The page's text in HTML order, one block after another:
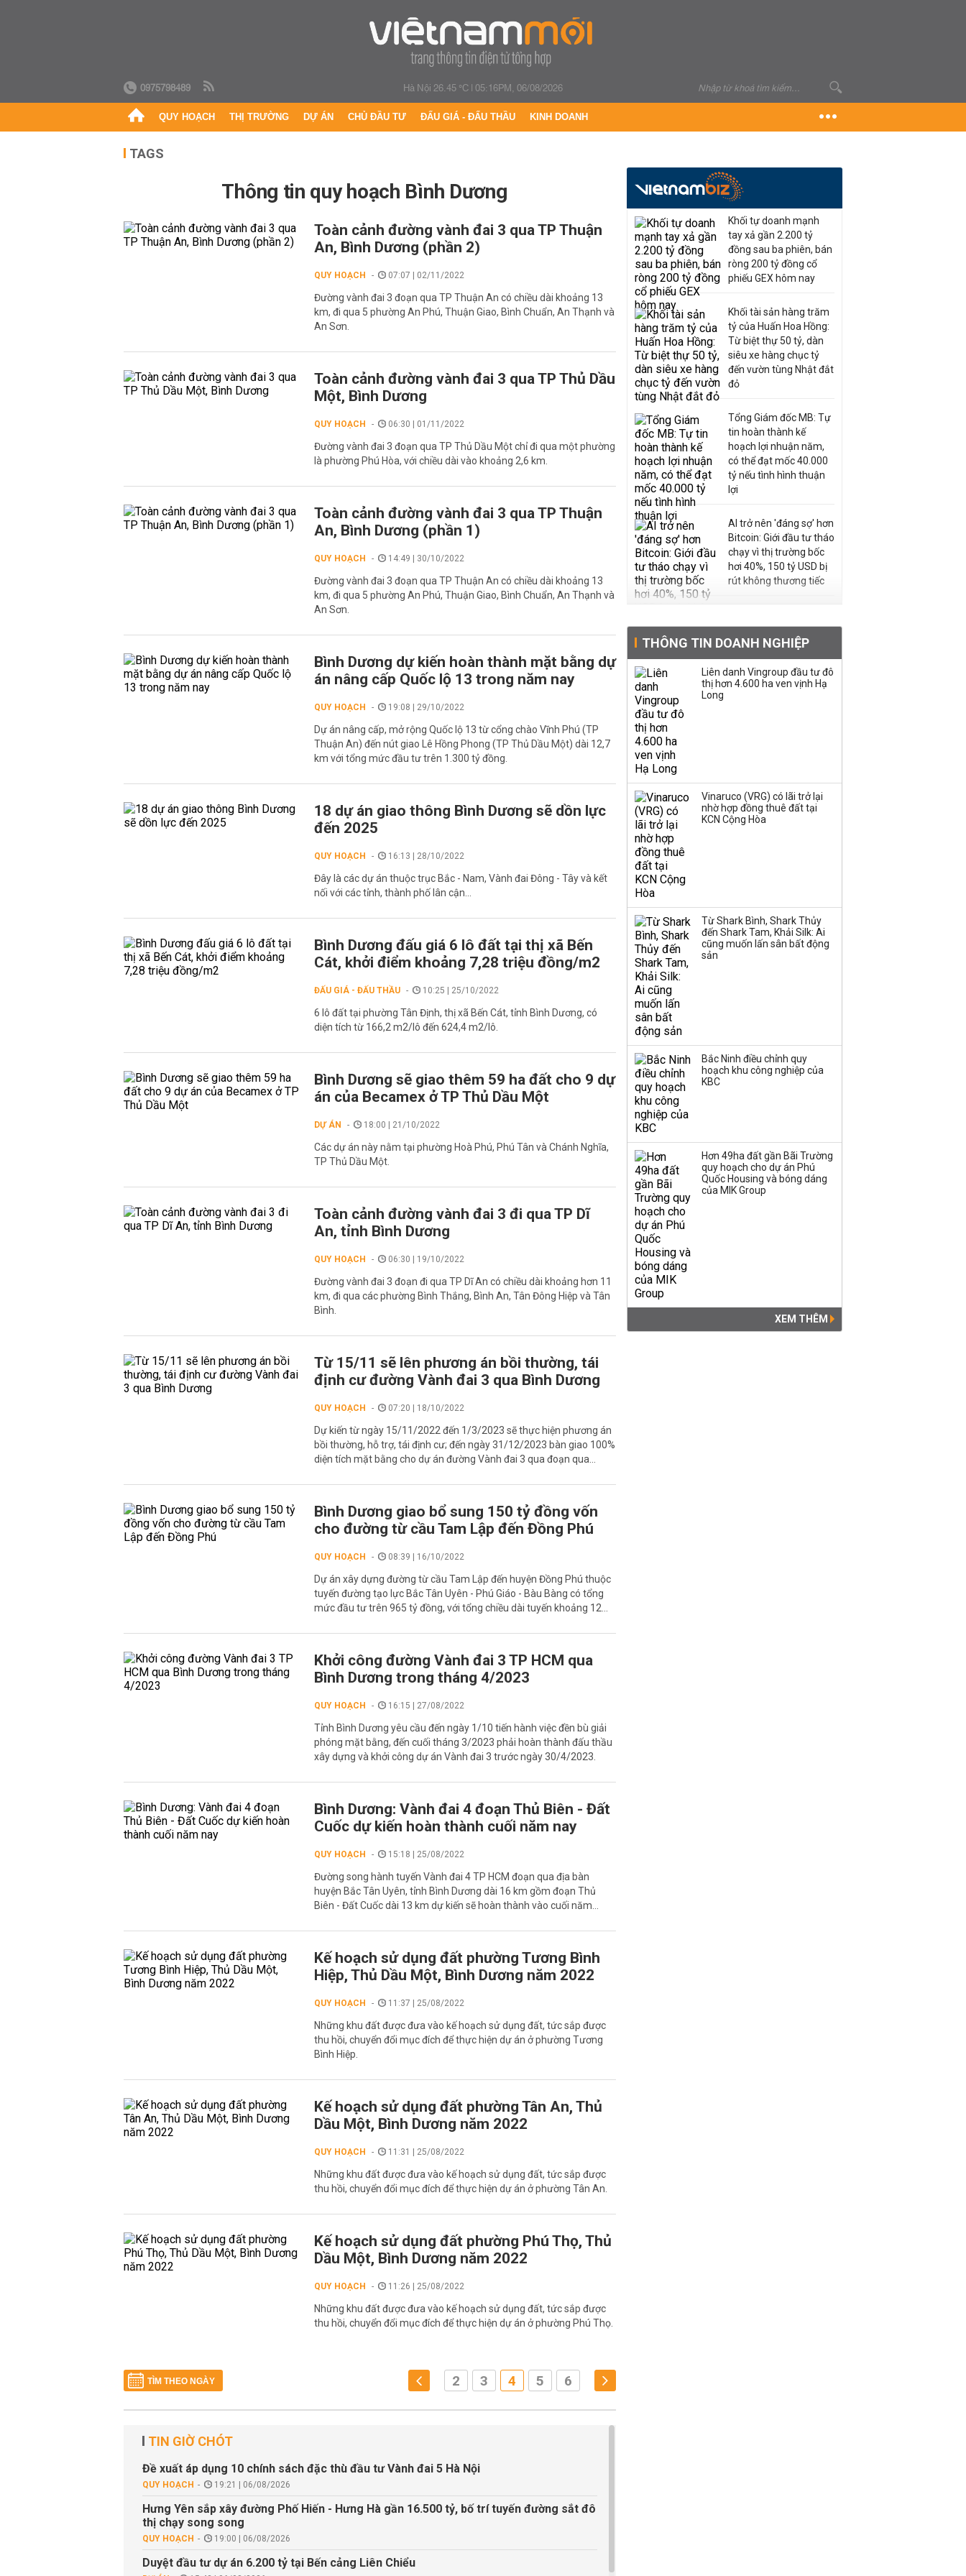
0975798489 Hà Nội 26.45 °C|05:16PM, 06/08/2026
QUY HOẠCH THỊ TRƯỜNG DỰ ÁN CHỦ ĐẦU TƯ ĐẤU GIÁ - ĐẤU THẦU KINH DOANH
TAGS
Thông tin quy hoạch Bình Dương
Toàn cảnh đường vành đai 3 qua TP Thuận
An, Bình Dương (phần 2)
QUY HOẠCH 07:07 | 02/11/2022
Đường vành đai 3 đoạn qua TP Thuận An có chiều dài khoảng 13
km, đi qua 5 phường An Phú, Thuận Giao, Bình Chuẩn, An Thạnh và
An Sơn.
Toàn cảnh đường vành đai 3 qua TP Thủ Dầu
Một, Bình Dương
QUY HOẠCH 06:30 | 01/11/2022
Đường vành đai 3 đoạn qua TP Thủ Dầu Một chỉ đi qua một phường
là phường Phú Hòa, với chiều dài vào khoảng 2,6 km.
Toàn cảnh đường vành đai 3 qua TP Thuận
An, Bình Dương (phần 1)
QUY HOẠCH 14:49 | 30/10/2022
Đường vành đai 3 đoạn qua TP Thuận An có chiều dài khoảng 13
km, đi qua 5 phường An Phú, Thuận Giao, Bình Chuẩn, An Thạnh và
An Sơn.
Bình Dương dự kiến hoàn thành mặt bằng dự
án nâng cấp Quốc lộ 13 trong năm nay
QUY HOẠCH 19:08 | 29/10/2022
Dự án nâng cấp, mở rộng Quốc lộ 13 từ cổng chào Vĩnh Phú (TP
Thuận An) đến nút giao Lê Hồng Phong (TP Thủ Dầu Một) dài 12,7
km với tổng mức đầu tư trên 1.300 tỷ đồng.
18 dự án giao thông Bình Dương sẽ dồn lực
đến 2025
QUY HOẠCH 16:13 | 28/10/2022
Đây là các dự án thuộc trục Bắc - Nam, Vành đai Đông - Tây và kết
nối với các tỉnh, thành phố lân cận...
Bình Dương đấu giá 6 lô đất tại thị xã Bến
Cát, khởi điểm khoảng 7,28 triệu đồng/m2
ĐẤU GIÁ - ĐẤU THẦU 10:25 | 25/10/2022
6 lô đất tại phường Tân Định, thị xã Bến Cát, tỉnh Bình Dương, có
diện tích từ 166,2 m2/lô đến 624,4 m2/lô.
Bình Dương sẽ giao thêm 59 ha đất cho 9 dự
án của Becamex ở TP Thủ Dầu Một
DỰ ÁN 18:00 | 21/10/2022
Các dự án này nằm tại phường Hoà Phú, Phú Tân và Chánh Nghĩa,
TP Thủ Dầu Một.
Toàn cảnh đường vành đai 3 đi qua TP Dĩ
An, tỉnh Bình Dương
QUY HOẠCH 06:30 | 19/10/2022
Đường vành đai 3 đoạn đi qua TP Dĩ An có chiều dài khoảng hơn 11
km, đi qua các phường Bình Thắng, Bình An, Tân Đông Hiệp và Tân
Bình.
Từ 15/11 sẽ lên phương án bồi thường, tái
định cư đường Vành đai 3 qua Bình Dương
QUY HOẠCH 07:20 | 18/10/2022
Dự kiến từ ngày 15/11/2022 đến 1/3/2023 sẽ thực hiện phương án
bồi thường, hỗ trợ, tái định cư; đến ngày 31/12/2023 bàn giao 100%
diện tích mặt bằng cho dự án đường Vành đai 3 qua đoạn qua...
Bình Dương giao bổ sung 150 tỷ đồng vốn
cho đường từ cầu Tam Lập đến Đồng Phú
QUY HOẠCH 08:39 | 16/10/2022
Dự án xây dựng đường từ cầu Tam Lập đến huyện Đồng Phú thuộc
tuyến đường tạo lực Bắc Tân Uyên - Phú Giáo - Bàu Bàng có tổng
mức đầu tư trên 965 tỷ đồng, với tổng chiều dài tuyến khoảng 12...
Khởi công đường Vành đai 3 TP HCM qua
Bình Dương trong tháng 4/2023
QUY HOẠCH 16:15 | 27/08/2022
Tỉnh Bình Dương yêu cầu đến ngày 1/10 tiến hành việc đền bù giải
phóng mặt bằng, đến cuối tháng 3/2023 phải hoàn thành đấu thầu
xây dựng và khởi công dự án Vành đai 3 trước ngày 30/4/2023.
Bình Dương: Vành đai 4 đoạn Thủ Biên - Đất
Cuốc dự kiến hoàn thành cuối năm nay
QUY HOẠCH 15:18 | 25/08/2022
Đường song hành tuyến Vành đai 4 TP HCM đoạn qua địa bàn
huyện Bắc Tân Uyên, tỉnh Bình Dương dài 16 km gồm đoạn Thủ
Biên - Đất Cuốc dài 13 km dự kiến sẽ hoàn thành vào cuối năm...
Kế hoạch sử dụng đất phường Tương Bình
Hiệp, Thủ Dầu Một, Bình Dương năm 2022
QUY HOẠCH 11:37 | 25/08/2022
Những khu đất được đưa vào kế hoạch sử dụng đất, tức sắp được
thu hồi, chuyển đổi mục đích để thực hiện dự án ở phường Tương
Bình Hiệp.
Kế hoạch sử dụng đất phường Tân An, Thủ
Dầu Một, Bình Dương năm 2022
QUY HOẠCH 11:31 | 25/08/2022
Những khu đất được đưa vào kế hoạch sử dụng đất, tức sắp được
thu hồi, chuyển đổi mục đích để thực hiện dự án ở phường Tân An.
Kế hoạch sử dụng đất phường Phú Thọ, Thủ
Dầu Một, Bình Dương năm 2022
QUY HOẠCH 11:26 | 25/08/2022
Những khu đất được đưa vào kế hoạch sử dụng đất, tức sắp được
thu hồi, chuyển đổi mục đích để thực hiện dự án ở phường Phú Thọ.
TÌM THEO NGÀY 2 3 4 5 6
TIN GIỜ CHÓT
Đề xuất áp dụng 10 chính sách đặc thù đầu tư Vành đai 5 Hà Nội
QUY HOẠCH 19:21 | 06/08/2026
Hưng Yên sắp xây đường Phố Hiến - Hưng Hà gần 16.500 tỷ, bố trí tuyến đường sắt đô
thị chạy song song
QUY HOẠCH 19:00 | 06/08/2026
Duyệt đầu tư dự án 6.200 tỷ tại Bến cảng Liên Chiểu
Khối tự doanh mạnh
tay xả gần 2.200 tỷ
đồng sau ba phiên, bán
ròng 200 tỷ đồng cổ
phiếu GEX hôm nay
Khối tài sản hàng trăm
tỷ của Huấn Hoa Hồng:
Từ biệt thự 50 tỷ, dàn
siêu xe hàng chục tỷ
đến vườn tùng Nhật đắt
đỏ
Tổng Giám đốc MB: Tự
tin hoàn thành kế
hoạch lợi nhuận năm,
có thể đạt mốc 40.000
tỷ nếu tình hình thuận
lợi
AI trở nên 'đáng sợ' hơn
Bitcoin: Giới đầu tư tháo
chạy vì thị trường bốc
hơi 40%, 150 tỷ USD bị
rút không thương tiếc
sản xuất vàng mã trên
sàn báo lãi tăng 64%,
không vay một đồng
nào từ ngân hàng
Hơn 227.000 tài khoản
gia nhập thị trường
chứng khoán trong
tháng 7 biến động
Thị trường thường
THÔNG TIN DOANH NGHIỆP
Liên danh Vingroup đầu tư đô
thị hơn 4.600 ha ven vịnh Hạ
Long
Vinaruco (VRG) có lãi trở lại
nhờ hợp đồng thuê đất tại
KCN Cộng Hòa
Từ Shark Bình, Shark Thủy
đến Shark Tam, Khải Silk: Ai
cũng muốn lấn sân bất động
sản
Bắc Ninh điều chỉnh quy
hoạch khu công nghiệp của
KBC
Hơn 49ha đất gần Bãi Trường
quy hoạch cho dự án Phú
Quốc Housing và bóng dáng
của MIK Group
XEM THÊM